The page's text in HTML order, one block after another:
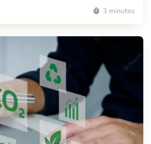
3 minutos